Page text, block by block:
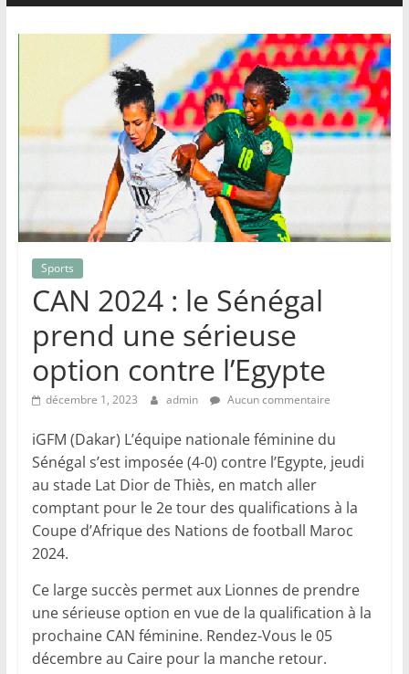
production
Sports
CAN 2024 : le Sénégal
prend une sérieuse
option contre l’Egypte
décembre 1, 2023 admin Aucun commentaire
iGFM (Dakar) L’équipe nationale féminine du
Sénégal s’est imposée (4-0) contre l’Egypte, jeudi
au stade Lat Dior de Thiès, en match aller
comptant pour le 2e tour des qualifications à la
Coupe d’Afrique des Nations de football Maroc
2024.
Ce large succès permet aux Lionnes de prendre
une sérieuse option en vue de la qualification à la
prochaine CAN féminine. Rendez-Vous le 05
décembre au Caire pour la manche retour.